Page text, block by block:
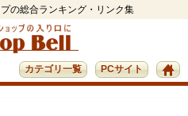
の総合ランキング・リンク集
PCサイト
カテゴリ一覧